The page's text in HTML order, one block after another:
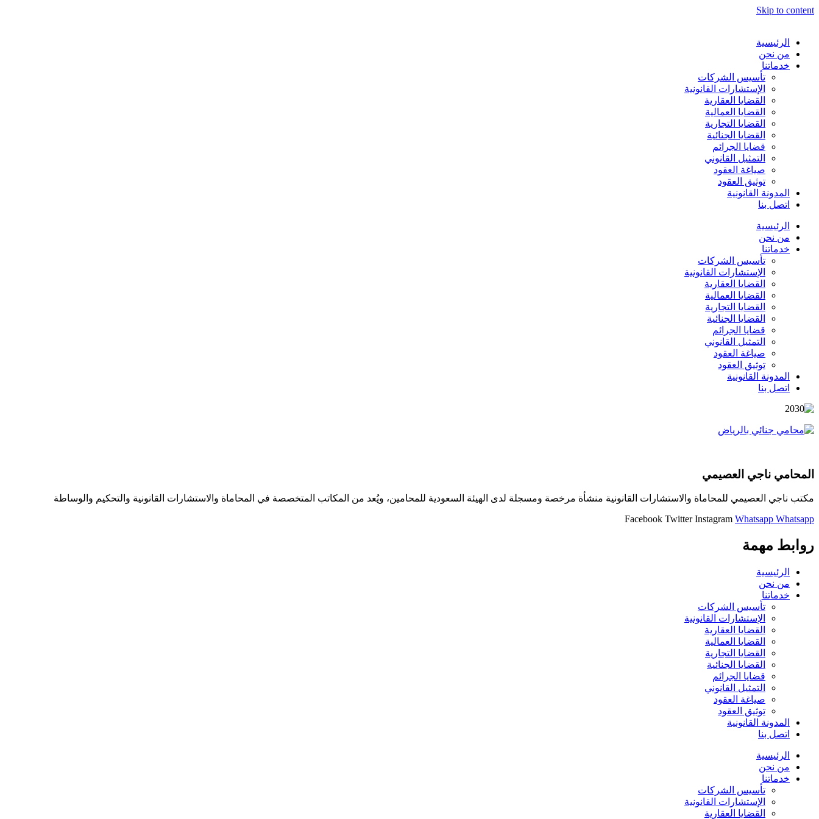
Skip to content
الرئيسية
من نحن
خدماتنا
تأسيس الشركات
الإستشارات القانونية
القضايا العقارية
القضايا العمالية
القضايا التجارية
القضايا الجنائية
قضايا الجرائم
التمثيل القانوني
صياغة العقود
توثيق العقود
المدونة القانونية
اتصل بنا
الرئيسية
من نحن
خدماتنا
تأسيس الشركات
الإستشارات القانونية
القضايا العقارية
القضايا العمالية
القضايا التجارية
القضايا الجنائية
قضايا الجرائم
التمثيل القانوني
صياغة العقود
توثيق العقود
المدونة القانونية
اتصل بنا
المحامي ناجي العصيمي
مكتب ناجي العصيمي للمحاماة والاستشارات القانونية منشأة مرخصة ومسجلة لدى الهيئة السعودية للمحامين، ويُعد من المكاتب المتخصصة في المحاماة والاستشارات القانونية والتحكيم والوساطة
Facebook Twitter Instagram Whatsapp Whatsapp
روابط مهمة
الرئيسية
من نحن
خدماتنا
تأسيس الشركات
الإستشارات القانونية
القضايا العقارية
القضايا العمالية
القضايا التجارية
القضايا الجنائية
قضايا الجرائم
التمثيل القانوني
صياغة العقود
توثيق العقود
المدونة القانونية
اتصل بنا
الرئيسية
من نحن
خدماتنا
تأسيس الشركات
الإستشارات القانونية
القضايا العقارية